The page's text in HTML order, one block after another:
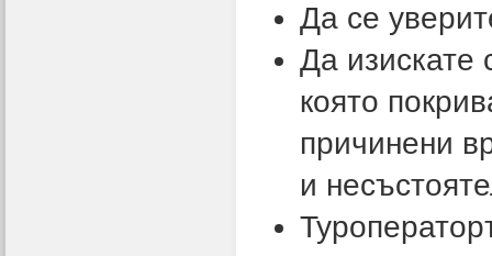
Да се
Да изискате
която
причинени
и